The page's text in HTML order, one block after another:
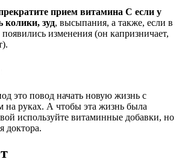
прием витамина С если у
колики, зуд, высыпания, а также, если в
изменения (он капризничает,
это повод начать новую жизнь с
на руках. А чтобы эта жизнь была
используйте витаминные добавки, но
доктора.